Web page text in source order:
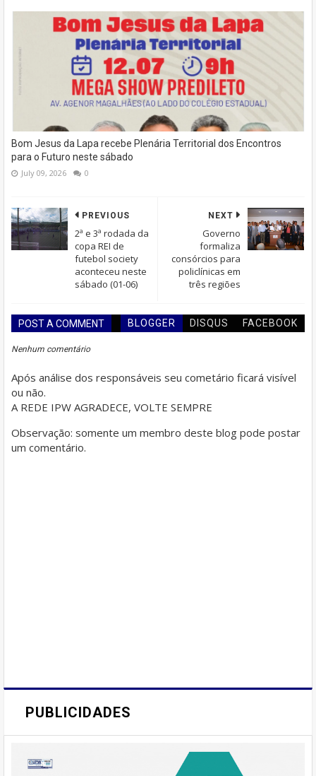
Bom Jesus da Lapa recebe Plenária Territorial dos Encontros
para o Futuro neste sábado
July 09, 2026 0
NEXT
Governo
formaliza
consórcios para
policlínicas em
três regiões
PREVIOUS
2ª e 3ª rodada da
copa REI de
futebol society
aconteceu neste
sábado (01-06)
POST A COMMENT BLOGGER DISQUS FACEBOOK
Nenhum comentário
Após análise dos responsáveis seu cometário ficará visível
ou não.
A REDE IPW AGRADECE, VOLTE SEMPRE
Observação: somente um membro deste blog pode postar
um comentário.
PUBLICIDADES